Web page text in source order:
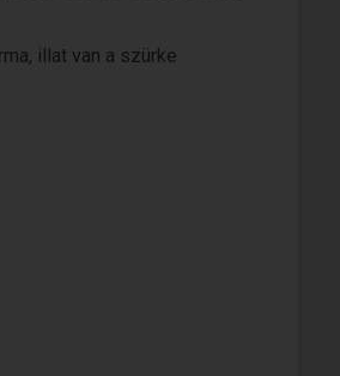
illat van a szürke